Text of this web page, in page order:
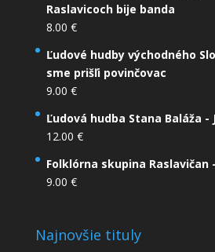
Raslavicoch bije banda
8.00 €
Ľudové hudby východného
sme prišľi povinčovac
9.00 €
Ľudová hudba Stana Baláža -
12.00 €
Folklórna skupina Raslavičan
9.00 €
Najnovšie tituly